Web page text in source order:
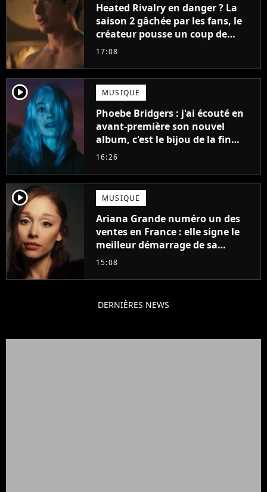
Heated Rivalry en danger ? La
saison 2 gâchée par les fans, le
créateur pousse un coup de
gueule
17:08
player2 MUSIQUE
Phoebe Bridgers : j'ai écouté en
avant-première son nouvel
album, c'est le bijou de la fin
d'été
16:26
player2 MUSIQUE
Ariana Grande numéro un des
ventes en France : elle signe le
meilleur démarrage de sa
carrière avec son album Petal
15:08
DERNIÈRES NEWS